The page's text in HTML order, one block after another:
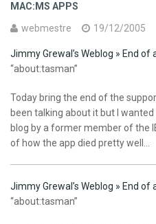
MAC:MS APPS
webmestre
19/12/2005
Jimmy Grewal’s Weblog » End
“about:tasman”
Today bring the end of the
been talking about it but I
blog by a former member of the
of how the app died pretty well…
Jimmy Grewal’s Weblog » End
“about:tasman”